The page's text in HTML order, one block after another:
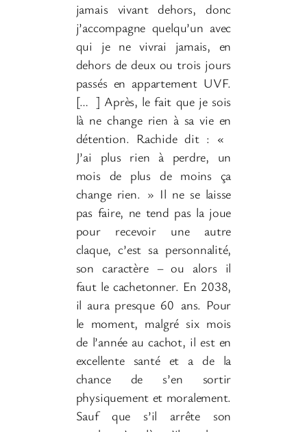
jamais vivant dehors, donc
j’accompagne quelqu’un avec
qui je ne vivrai jamais, en
dehors de deux ou trois jours
passés en appartement UVF.
[… ] Après, le fait que je sois
là ne change rien à sa vie en
détention. Rachide dit : «
J’ai plus rien à perdre, un
mois de plus de moins ça
change rien. » Il ne se laisse
pas faire, ne tend pas la joue
pour recevoir une autre
claque, c’est sa personnalité,
son caractère – ou alors il
faut le cachetonner. En 2038,
il aura presque 60 ans. Pour
le moment, malgré six mois
de l’année au cachot, il est en
excellente santé et a de la
chance de s’en sortir
physiquement et moralement.
Sauf que s’il arrête son